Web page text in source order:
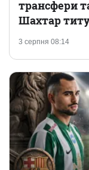
3 серпня 08:14
трансфери
Шахтар